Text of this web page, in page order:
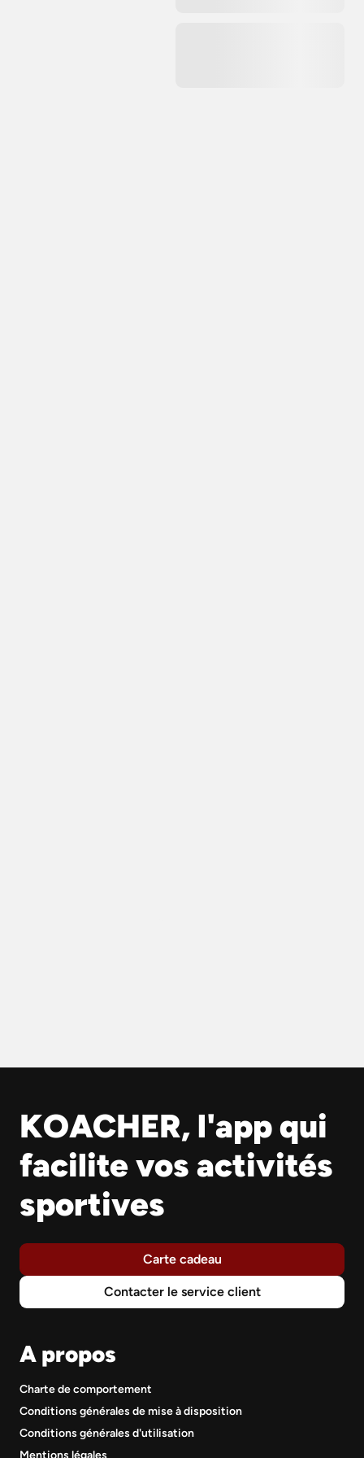
KOACHER, l'app qui
facilite vos activités
sportives
Carte cadeau
Contacter le service client
A propos
Charte de comportement
Conditions générales de mise à disposition
Conditions générales d'utilisation
Mentions légales